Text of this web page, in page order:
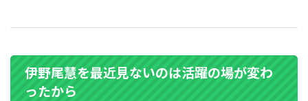
伊野尾慧を最近見ないのは活躍の場が変わ
ったから